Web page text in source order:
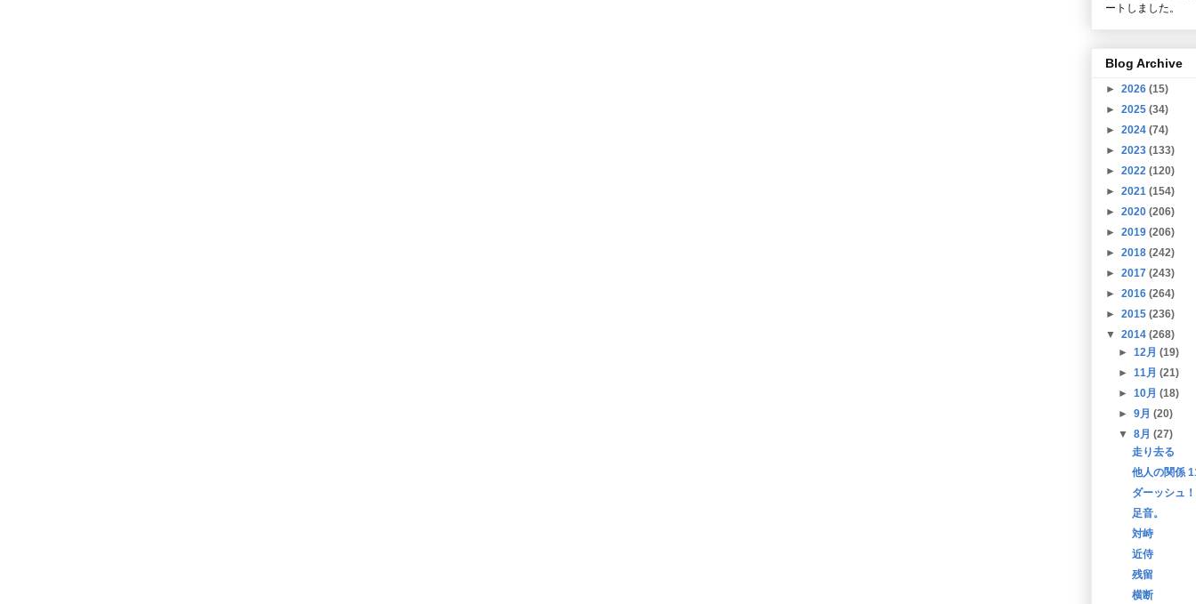
ートしました。
Blog Archive
► 2026 (15)
► 2025 (34)
► 2024 (74)
► 2023 (133)
► 2022 (120)
► 2021 (154)
► 2020 (206)
► 2019 (206)
► 2018 (242)
► 2017 (243)
► 2016 (264)
► 2015 (236)
▼ 2014 (268)
►12月(19)
►11月(21)
►10月(18)
►9月(20)
▼8月(27)
走り去る
他人の関係
ダーッシュ！
足音。
対峙
近侍
残留
横断